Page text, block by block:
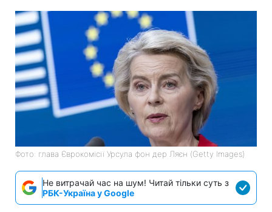
Фото: глава Єврокомісії Урсула фон дер Ляєн (Getty Images)
Не витрачай час на шум! Читай тільки суть з
РБК-Україна у Google